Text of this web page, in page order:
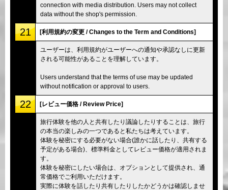
connection with media distribution. Users may not collect
data without the shop's permission.
21 [利用規約の変更 / Changes to the Term and Conditions]
ユーザーは、利用規約がユーザーへの通知や承認なしに更新
される可能性があることを理解しています。
Users understand that the terms of use may be updated
without notification or approval to users.
22 [レビュー価格 / Review Price]
旅行体験を他の人と共有したり議論したりすることは、旅行
の本当の楽しみの一つであると私たちは考えています。
体験を秘密にする必要がない場合(誰かに話したり、共有する
予定がある場合)、標準料金としてレビュー価格が適用されま
す。
体験を秘密にしたい場合は、オプションとして提供され、通
常価格でご利用いただけます。
実際に体験を話したり共有したりしたかどうかは確認しませ